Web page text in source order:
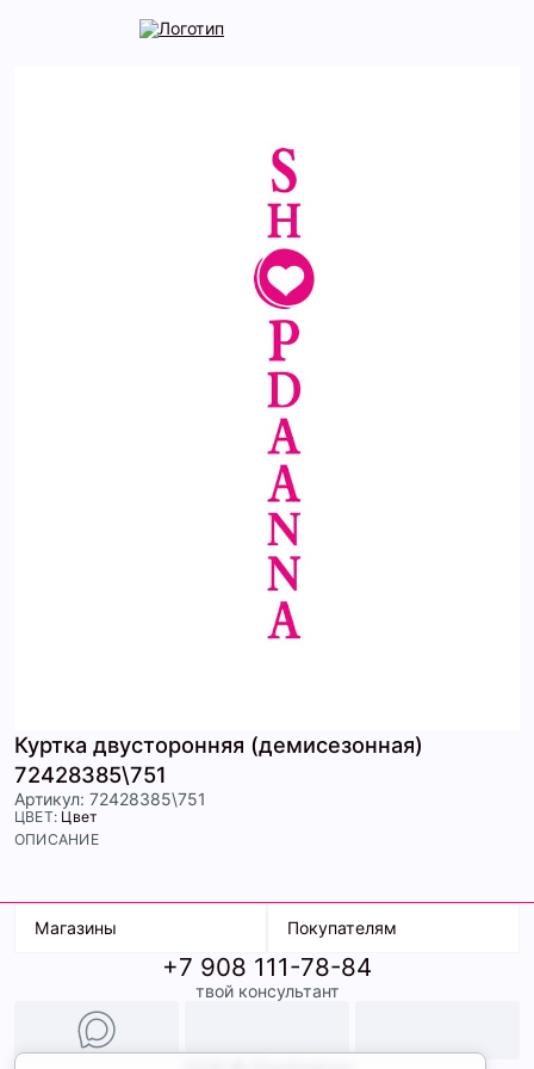
Куртка двусторонняя (демисезонная)
72428385\751
Артикул: 72428385\751
ЦВЕТ: Цвет
ОПИСАНИЕ
Магазины
ТК Терминал
ТРК Континент
Покупателям
Доставка
Условия оплаты
Образы
+7 908 111-78-84
твой консультант